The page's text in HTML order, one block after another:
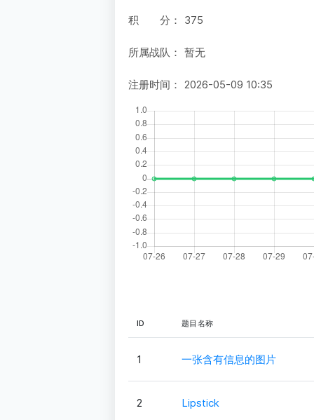
积 分： 375
所属战队： 暂无
注册时间： 2026-05-09 10:35
ID 题目名称
1 一张含有信息的图片
2 Lipstick